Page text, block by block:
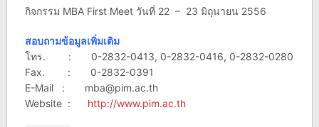
กิจกรรม MBA First Meet วันที่ 22 – 23 มิถุนายน 2556
สอบถามข้อมูลเพิ่มเติม
โทร. : 0-2832-0413, 0-2832-0416, 0-2832-0280
Fax. : 0-2832-0391
E-Mail : mba@pim.ac.th
Website : http://www.pim.ac.th